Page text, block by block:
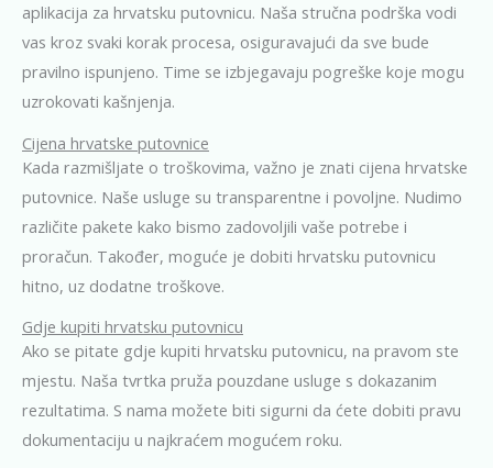
aplikacija za hrvatsku putovnicu. Naša stručna podrška vodi
vas kroz svaki korak procesa, osiguravajući da sve bude
pravilno ispunjeno. Time se izbjegavaju pogreške koje mogu
uzrokovati kašnjenja.
Cijena hrvatske putovnice
Kada razmišljate o troškovima, važno je znati cijena hrvatske
putovnice. Naše usluge su transparentne i povoljne. Nudimo
različite pakete kako bismo zadovoljili vaše potrebe i
proračun. Također, moguće je dobiti hrvatsku putovnicu
hitno, uz dodatne troškove.
Gdje kupiti hrvatsku putovnicu
Ako se pitate gdje kupiti hrvatsku putovnicu, na pravom ste
mjestu. Naša tvrtka pruža pouzdane usluge s dokazanim
rezultatima. S nama možete biti sigurni da ćete dobiti pravu
dokumentaciju u najkraćem mogućem roku.